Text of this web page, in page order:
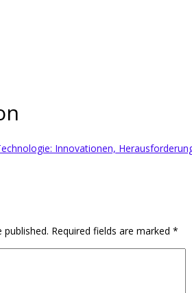
Innovationen,
published. Required fields are marked *